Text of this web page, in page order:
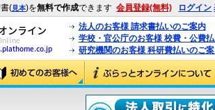
(見本)を無料で作成できます 会員登録(無料) ログイン
法人のお客様 請求書払いのご案内
学校・官公庁のお客様 校費・公費
研究機関のお客様 科研費払いのご